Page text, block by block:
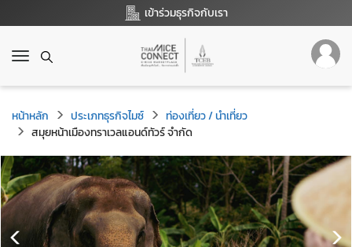
เข้าร่วมธุรกิจกับเรา
T
g
g
l
e
n
a
v
i
g
หน้าหลัก ประเภทธุรกิจไมซ์
ท่องเที่ยว / นำเที่ยว
สมุยหน้าเมืองทราเวลแอนด์ทัวร์ จำกัด